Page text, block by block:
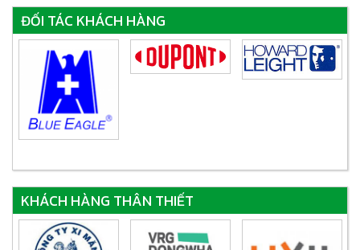
ĐỐI TÁC KHÁCH HÀNG
KHÁCH HÀNG THÂN THIẾT